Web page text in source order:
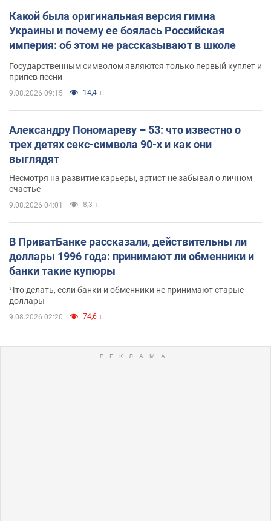
Какой была оригинальная версия гимна
Украины и почему ее боялась Российская
империя: об этом не рассказывают в школе
Государственным символом являются только первый куплет и
припев песни
9.08.2026 09:15 14,4 т.
Александру Пономареву – 53: что известно о
трех детях секс-символа 90-х и как они
выглядят
Несмотря на развитие карьеры, артист не забывал о личном
счастье
9.08.2026 04:01 8,3 т.
В ПриватБанке рассказали, действительны ли
доллары 1996 года: принимают ли обменники и
банки такие купюры
Что делать, если банки и обменники не принимают старые
доллары
9.08.2026 02:20 74,6 т.